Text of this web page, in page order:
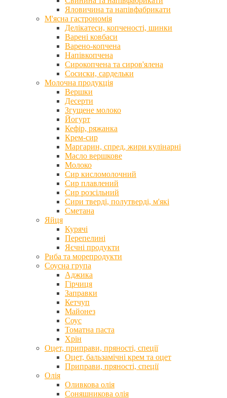
Яловичина та напівфабрикати
М'ясна гастрономія
Делікатеси, копченості, шинки
Варені ковбаси
Варено-копчена
Напівкопчена
Сирокопчена та сиров'ялена
Сосиски, сардельки
Молочна продукція
Вершки
Десерти
Згущене молоко
Йогурт
Кефір, ряжанка
Крем-сир
Маргарин, спред, жири кулінарні
Масло вершкове
Молоко
Сир кисломолочний
Сир плавлений
Сир розсільний
Сири тверді, полутверді, м'які
Сметана
Яйця
Курячі
Перепелині
Яєчні продукти
Риба та морепродукти
Соусна група
Аджика
Гірчиця
Заправки
Кетчуп
Майонез
Соус
Томатна паста
Хрін
Оцет, приправи, пряності, спеції
Оцет, бальзамічні крем та оцет
Приправи, пряності, спеції
Олія
Оливкова олія
Соняшникова олія